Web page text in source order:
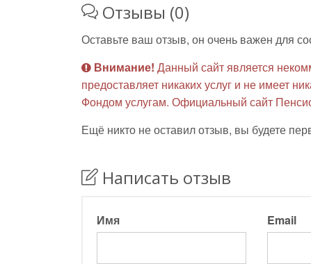
Отзывы (0)
Оставьте ваш отзыв, он очень важен для
Внимание! Данный сайт является
предоставляет никаких услуг и не имеет
Фондом услугам. Официальный сайт
Ещё никто не оставил отзыв, вы будете
Написать отзыв
Имя Email